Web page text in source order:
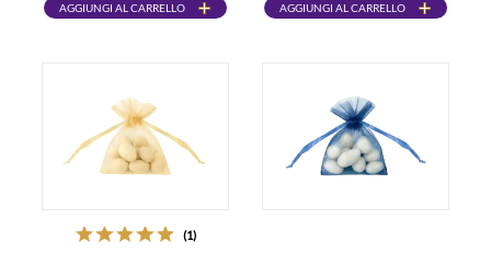
AGGIUNGI AL CARRELLO AGGIUNGI AL CARRELLO
(1)